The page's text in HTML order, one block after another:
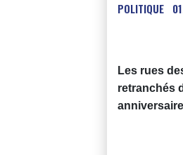
POLITIQUE
Les rues
retranchés